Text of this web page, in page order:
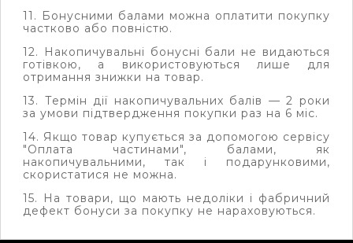
11. Бонусними балами можна оплатити покупку
частково або повністю.
12. Накопичувальні бонусні бали не видаються
готівкою, а використовуються лише для
отримання знижки на товар.
13. Термін дії накопичувальних балів —2 роки
за умови підтвердження покупки раз на 6 міс.
14. Якщо товар купується за допомогою сервісу
"Оплата частинами", балами, як
накопичувальними, так і подарунковими,
скористатися не можна.
15.
На товари, що мають недоліки і фабричний
дефект бонуси за покупку не нараховуються.